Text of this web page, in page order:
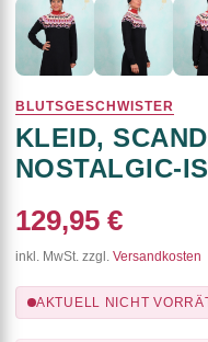
BLUTSGESCHWISTER
KLEID,
NOSTALGIC-
129,95 €
inkl. MwSt. zzgl. Versandkosten
AKTUELL NICHT